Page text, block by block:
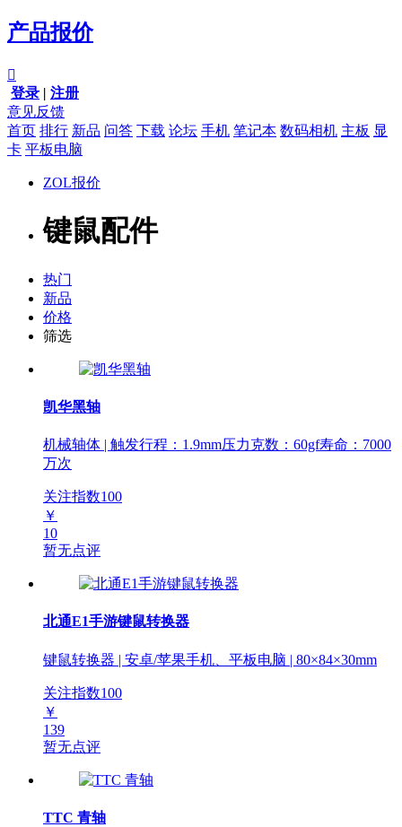
产品报价

登录 | 注册
意见反馈
首页 排行 新品 问答 下载 论坛 手机 笔记本 数码相机 主板 显
卡 平板电脑
ZOL报价
键鼠配件
热门
新品
价格
筛选
凯华黑轴
机械轴体 | 触发行程：1.9mm压力克数：60gf寿命：7000
万次
关注指数100
￥
10
暂无点评
北通E1手游键鼠转换器
键鼠转换器 | 安卓/苹果手机、平板电脑 | 80×84×30mm
关注指数100
￥
139
暂无点评
TTC 青轴